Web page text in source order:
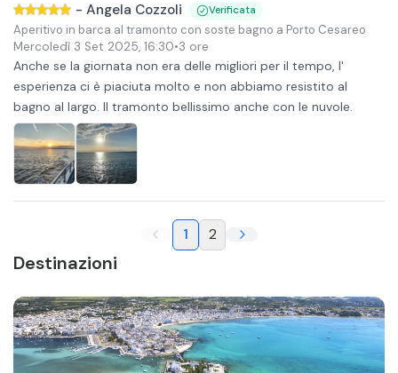
- Angela Cozzoli Verificata
Aperitivo in barca al tramonto con soste bagno a Porto Cesareo
Mercoledì 3 Set 2025, 16:30•3 ore
Anche se la giornata non era delle migliori per il tempo, l'
esperienza ci è piaciuta molto e non abbiamo resistito al
bagno al largo. Il tramonto bellissimo anche con le nuvole.
1 2
Destinazioni